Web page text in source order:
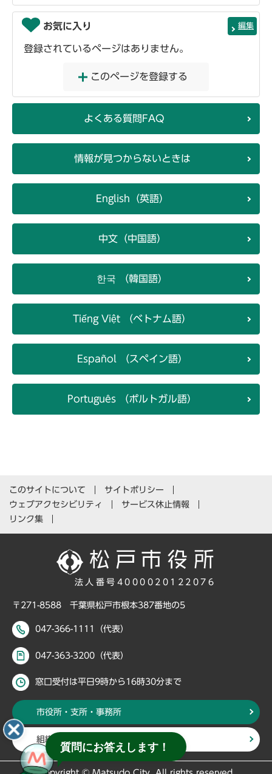
お気に入り 編集
登録されているページはありません。
このページを登録する
よくある質問FAQ
情報が見つからないときは
English（英語）
中文（中国語）
한국 （韓国語）
Tiếng Việt （ベトナム語）
Español （スペイン語）
Português （ポルトガル語）
このサイトについて
サイトポリシー
ウェブアクセシビリティ
サービス休止情報
リンク集
法人番号4000020122076
〒271-8588 千葉県松戸市根本387番地の5
047-366-1111（代表）
047-363-3200（代表）
窓口受付は平日9時から16時30分まで
市役所・支所・事務所
組織・部署から探す
質問にお答えします！